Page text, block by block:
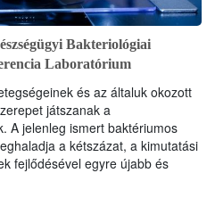
Bakteriológiai
Laboratórium
és az általuk okozott
játszanak a
A jelenleg ismert baktériumos
a kétszázat, a kimutatási
fejlődésével egyre újabb és